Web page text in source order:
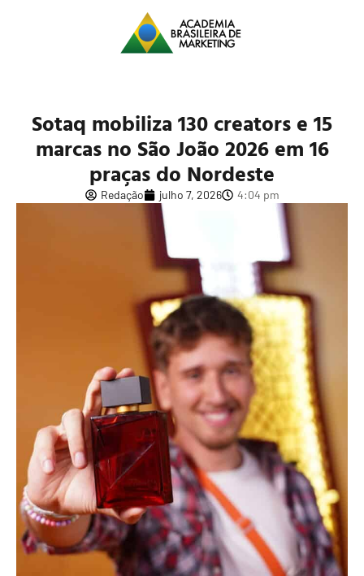
Sotaq mobiliza 130 creators e 15
marcas no São João 2026 em 16
praças do Nordeste
Redação julho 7, 2026 4:04 pm